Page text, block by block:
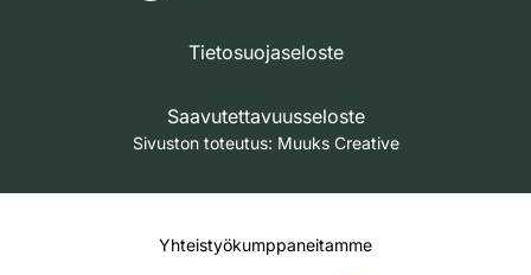
Tietosuojaseloste
Saavutettavuusseloste
Sivuston toteutus: Muuks Creative
Yhteistyökumppaneitamme